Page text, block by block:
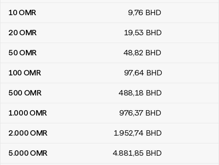
10 OMR 9,76 BHD
20 OMR 19,53 BHD
50 OMR 48,82 BHD
100 OMR 97,64 BHD
500 OMR 488,18 BHD
1.000 OMR 976,37 BHD
2.000 OMR 1.952,74 BHD
5.000 OMR 4.881,85 BHD